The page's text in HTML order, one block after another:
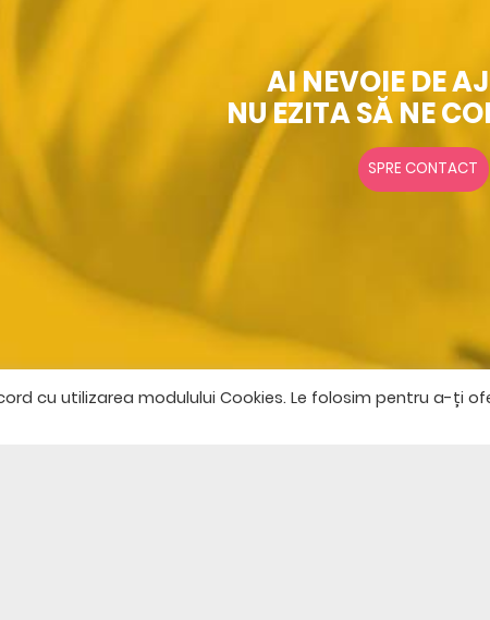
AI NEVOIE DE
NU EZITA SĂ NE
SPRE CONTACT
cu utilizarea modulului Cookies. Le folosim pentru a-ți